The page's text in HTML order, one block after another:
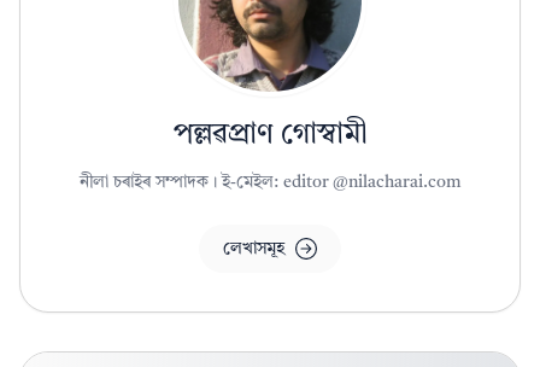
পল্লৱপ্ৰাণ গোস্বামী
নীলা চৰাইৰ সম্পাদক। ই-মেইল: editor @nilacharai.com
লেখাসমূহ